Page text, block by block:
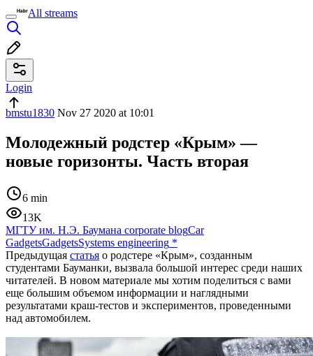
All streams
Login
bmstu1830 Nov 27 2020 at 10:01
Молодежный родстер «Крым» —
новые горизонты. Часть вторая
6 min
13K
МГТУ им. Н.Э. Баумана corporate blogCar
GadgetsGadgetsSystems engineering *
Предыдущая статья о родстере «Крым», созданным
студентами Бауманки, вызвала большой интерес среди наших
читателей. В новом материале мы хотим поделиться с вами
еще большим объемом информации и наглядными
результатами краш-тестов и экспериментов, проведенными
над автомобилем.